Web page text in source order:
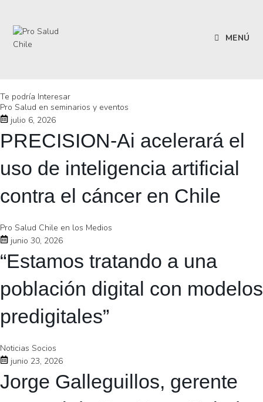
MENÚ
Te podría Interesar
Pro Salud en seminarios y eventos
julio 6, 2026
PRECISION-Ai acelerará el
uso de inteligencia artificial
contra el cáncer en Chile
Pro Salud Chile en los Medios
junio 30, 2026
“Estamos tratando a una
población digital con modelos
predigitales”
Noticias Socios
junio 23, 2026
Jorge Galleguillos, gerente